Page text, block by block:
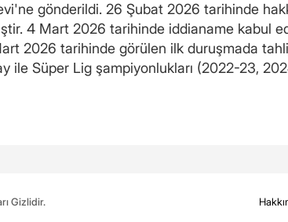
gönderildi. 26 Şubat 2026 tarihinde
4 Mart 2026 tarihinde iddianame kabul
2026 tarihinde görülen ilk duruşmada
ile Süper Lig şampiyonlukları (2022-23,
Gizlidir.